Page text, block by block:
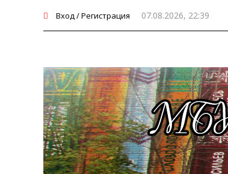
Вход / Регистрация 07.08.2026, 22:39